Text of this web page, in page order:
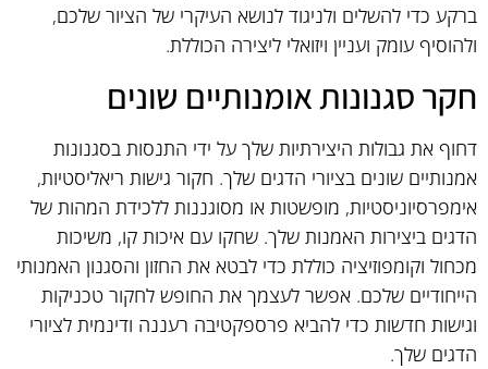
ברקע כדי להשלים ולניגוד לנושא העיקרי של הציור שלכם,
ולהוסיף עומק ועניין ויזואלי ליצירה הכוללת.
חקר סגנונות אומנותיים שונים
דחוף את גבולות היצירתיות שלך על ידי התנסות בסגנונות
אמנותיים שונים בציורי הדגים שלך. חקור גישות ריאליסטיות,
אימפרסיוניסטיות, מופשטות או מסוגננות ללכידת המהות של
הדגים ביצירות האמנות שלך. שחקו עם איכות קו, משיכות
מכחול וקומפוזיציה כוללת כדי לבטא את החזון והסגנון האמנותי
הייחודיים שלכם. אפשר לעצמך את החופש לחקור טכניקות
וגישות חדשות כדי להביא פרספקטיבה רעננה ודינמית לציורי
הדגים שלך.